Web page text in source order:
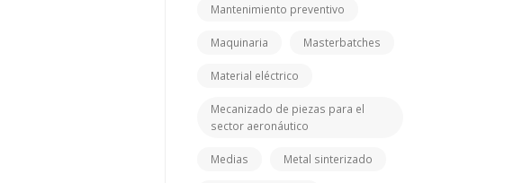
Mantenimiento preventivo
Maquinaria Masterbatches
Material eléctrico
Mecanizado de piezas para el
sector aeronáutico
Medias Metal sinterizado